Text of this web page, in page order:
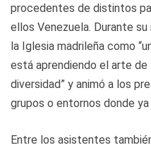
procedentes de distintos
ellos Venezuela. Durante
la Iglesia madrileña como
está aprendiendo el arte de
diversidad” y animó a los
grupos o entornos donde
Entre los asistentes